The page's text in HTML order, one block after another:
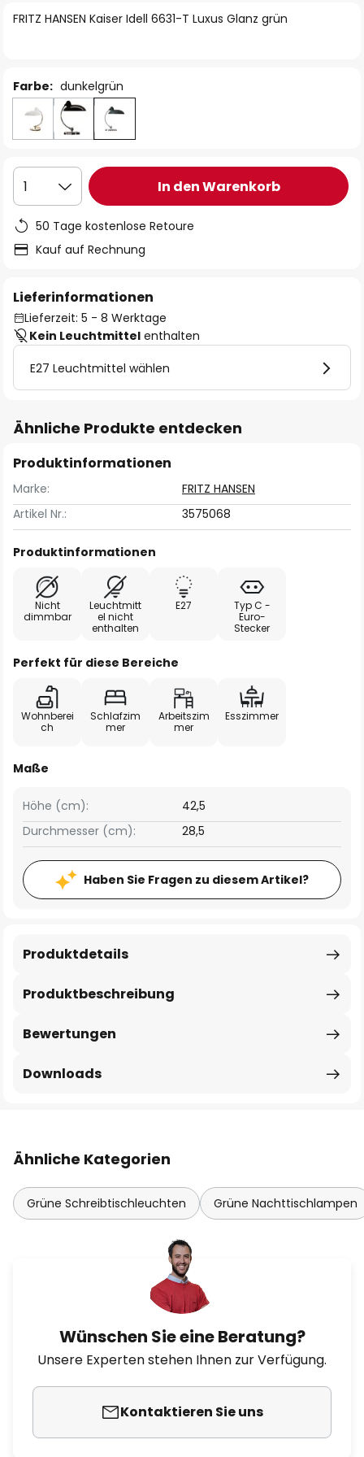
FRITZ HANSEN Kaiser Idell 6631-T Luxus Glanz grün
Farbe: dunkelgrün
1 In den Warenkorb
50 Tage kostenlose Retoure
Kauf auf Rechnung
Lieferinformationen
Lieferzeit: 5 - 8 Werktage
Kein Leuchtmittel enthalten
E27 Leuchtmittel wählen
Ähnliche Produkte entdecken
Produktinformationen
Marke:
FRITZ HANSEN
Artikel Nr.:
3575068
Produktinformationen
Nicht
dimmbar
Leuchtmitt
el nicht
enthalten
E27
Typ C -
Euro-
Stecker
Perfekt für diese Bereiche
Wohnberei
ch
Schlafzim
mer
Arbeitszim
mer
Esszimmer
Maße
Höhe (cm):
42,5
Durchmesser (cm):
28,5
Haben Sie Fragen zu diesem Artikel?
Produktbeschreibung
Produktdetails
Bewertungen
Downloads
Ähnliche Kategorien
Grüne Schreibtischleuchten Grüne Nachttischlampen
Wünschen Sie eine Beratung?
Unsere Experten stehen Ihnen zur Verfügung.
Kontaktieren Sie uns